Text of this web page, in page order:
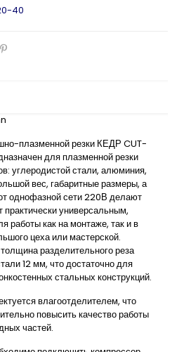
40
плазменной резки КЕДР CUT-
для плазменной резки
углеродистой стали, алюминия,
вес, габаритные размеры, а
однофазной сети 220В делают
практически универсальным,
работы как на монтаже, так и в
цеха или мастерской.
разделительного реза
12 мм, что достаточно для
стальных конструкций.
влагоотделителем, что
повысить качество работы
частей.